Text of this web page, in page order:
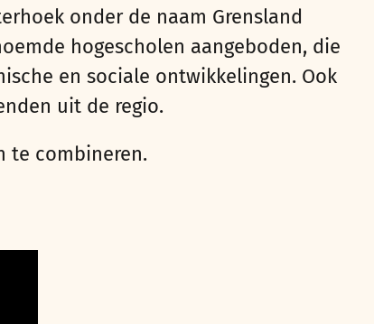
onder de naam Grensland
hogescholen aangeboden, die
en sociale ontwikkelingen. Ook
uit de regio.
te combineren.